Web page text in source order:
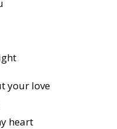
your love
heart